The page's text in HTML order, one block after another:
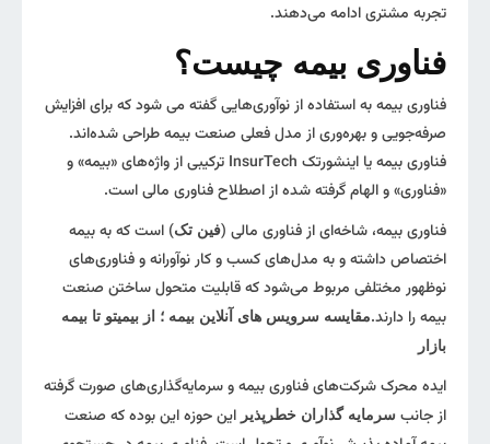
تجربه‌‌ مشتری ادامه می‌دهند.
فناوری بیمه چیست؟
فناوری بیمه به استفاده از نوآوری‌هایی گفته می شود که برای افزایش
صرفه‌جویی و بهره‌وری از مدل فعلی صنعت بیمه طراحی شده‌اند.
فناوری بیمه یا اینشورتک InsurTech ترکیبی از واژه‌های «بیمه» و
«فناوری» و الهام گرفته شده از اصطلاح فناوری مالی است.
فناوری بیمه، شاخه‌ای از فناوری مالی (فین تک) است که به بیمه
اختصاص داشته و به مدل‌های کسب و کار نوآورانه و فناوری‌های
نوظهور مختلفی مربوط می‌شود که قابلیت متحول ساختن صنعت
بیمه را دارند.مقایسه سرویس های آنلاین بیمه ؛ از بیمیتو تا بیمه
بازار
ایده‌‌ محرک شرکت‌های فناوری بیمه و سرمایه‌گذاری‌های صورت گرفته
از جانب سرمایه گذاران خطرپذیر این حوزه این بوده که صنعت